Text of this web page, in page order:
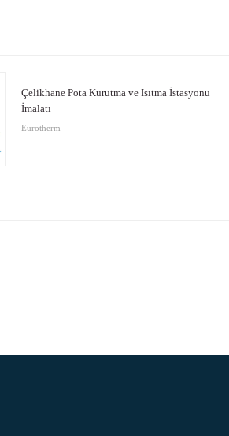
Çelikhane Pota Kurutma ve Isıtma İstasyonu
İmalatı
Eurotherm